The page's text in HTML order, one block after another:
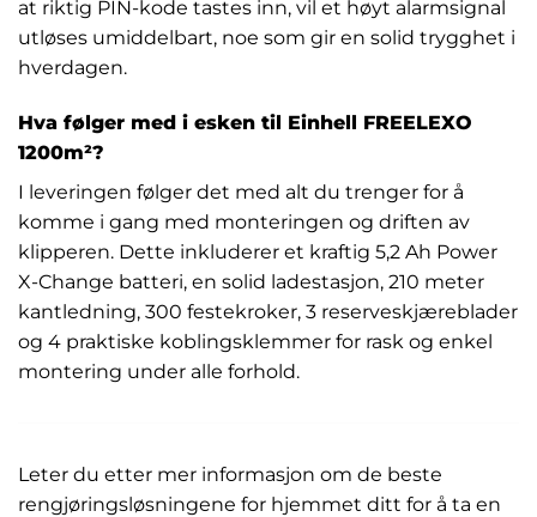
at riktig PIN-kode tastes inn, vil et høyt alarmsignal
utløses umiddelbart, noe som gir en solid trygghet i
hverdagen.
Hva følger med i esken til Einhell FREELEXO
1200m²?
I leveringen følger det med alt du trenger for å
komme i gang med monteringen og driften av
klipperen. Dette inkluderer et kraftig 5,2 Ah Power
X-Change batteri, en solid ladestasjon, 210 meter
kantledning, 300 festekroker, 3 reserveskjæreblader
og 4 praktiske koblingsklemmer for rask og enkel
montering under alle forhold.
Leter du etter mer informasjon om de beste
rengjøringsløsningene for hjemmet ditt for å ta en